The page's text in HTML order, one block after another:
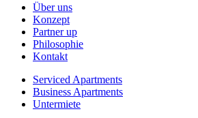
Über uns
Konzept
Partner up
Philosophie
Kontakt
Serviced Apartments
Business Apartments
Untermiete